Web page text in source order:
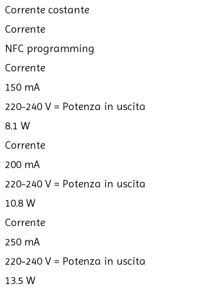
Corrente costante
Corrente
NFC programming
Corrente
150 mA
220-240 V = Potenza in uscita
8.1 W
Corrente
200 mA
220-240 V = Potenza in uscita
10.8 W
Corrente
250 mA
220-240 V = Potenza in uscita
13.5 W